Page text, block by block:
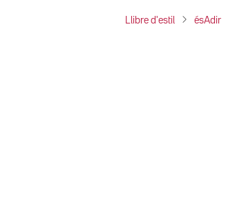
Llibre d'estil ésAdir